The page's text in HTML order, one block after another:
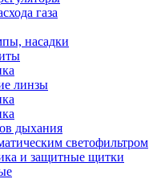
газа
насадки
линзы
дыхания
светофильтром
и защитные щитки